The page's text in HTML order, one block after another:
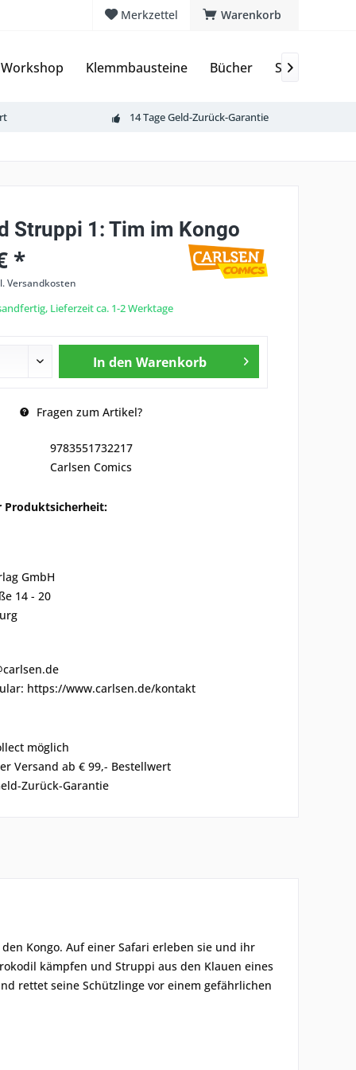
Warenkorb
Merkzettel
Klemmbausteine Bücher 
14 Tage Geld-Zurück-Garantie
Struppi 1: Tim im Kongo
*
Versandkosten
Lieferzeit ca. 1-2 Werktage
In den Warenkorb
Fragen zum Artikel?
9783551732217
Carlsen Comics
Produktsicherheit:
GmbH
14 - 20
https://www.carlsen.de/kontakt
möglich
Versand ab € 99,- Bestellwert
Zurück-Garantie
Kongo. Auf einer Safari erleben sie und ihr
kämpfen und Struppi aus den Klauen eines
rettet seine Schützlinge vor einem gefährlichen